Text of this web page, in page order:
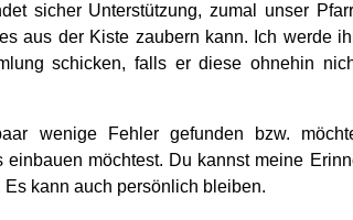
sicher Unterstützung, zumal unser
aus der Kiste zaubern kann. Ich werde
schicken, falls er diese ohnehin
wenige Fehler gefunden bzw.
möchtest. Du kannst meine
kann auch persönlich bleiben.